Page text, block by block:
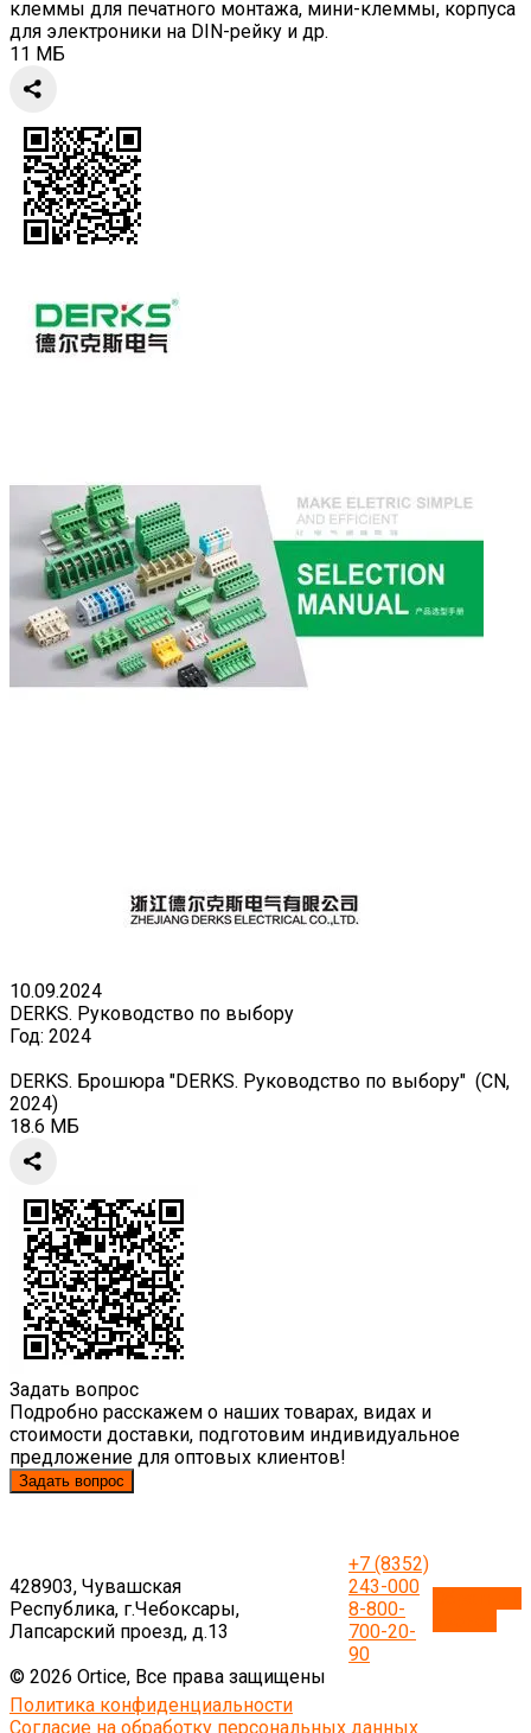
клеммы для печатного монтажа, мини-клеммы, корпуса
для электроники на DIN-рейку и др.
11 МБ
10.09.2024
DERKS. Руководство по выбору
Год: 2024
DERKS. Брошюра "DERKS. Руководство по выбору" (CN,
2024)
18.6 МБ
Задать вопрос
Подробно расскажем о наших товарах, видах и
стоимости доставки, подготовим индивидуальное
предложение для оптовых клиентов!
Задать вопрос
428903, Чувашская
Республика, г.Чебоксары,
Лапсарский проезд, д.13
+7 (8352)
243-000
8-800-
700-20-
90
© 2026 Ortice, Все права защищены
Политика конфиденциальности
Согласие на обработку персональных данных